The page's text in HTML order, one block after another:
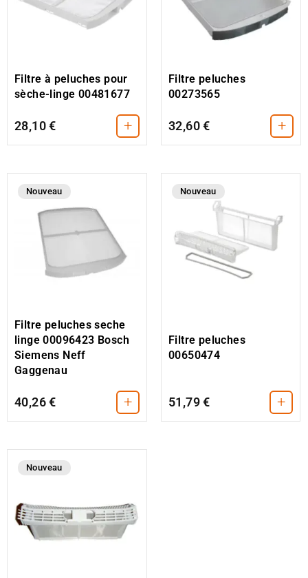
Filtre à peluches pour
sèche-linge 00481677
28,10 € +
Filtre peluches
00273565
32,60 € +
Nouveau
Filtre peluches seche
linge 00096423 Bosch
Siemens Neff
Gaggenau
40,26 € +
Nouveau
Filtre peluches
00650474
51,79 € +
Nouveau